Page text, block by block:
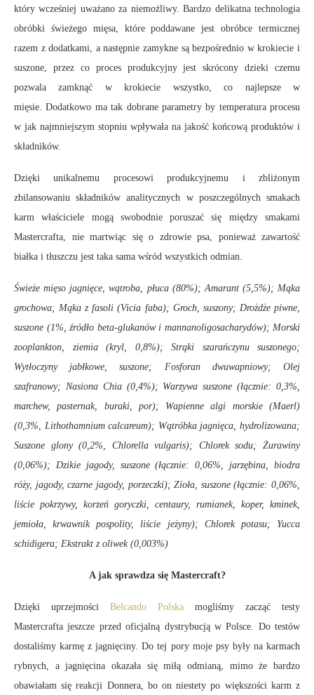
który wcześniej uważano za niemożliwy. Bardzo delikatna technologia
obróbki świeżego mięsa, które poddawane jest obróbce termicznej
razem z dodatkami, a następnie zamykne są bezpośrednio w krokiecie i
suszone, przez co proces produkcyjny jest skrócony dzieki czemu
pozwala zamknąć w krokiecie wszystko, co najlepsze w
mięsie. Dodatkowo ma tak dobrane parametry by temperatura procesu
w jak najmniejszym stopniu wpływała na jakość końcową produktów i
składników.
Dzięki unikalnemu procesowi produkcyjnemu i zbliżonym
zbilansowaniu składników analitycznych w poszczególnych smakach
karm właściciele mogą swobodnie poruszać się między smakami
Mastercrafta, nie martwiąc się o zdrowie psa, ponieważ zawartość
białka i tłuszczu jest taka sama wśród wszystkich odmian.
Świeże mięso jagnięce, wątroba, płuca (80%); Amarant (5,5%); Mąka
grochowa; Mąka z fasoli (Vicia faba); Groch, suszony; Drożdże piwne,
suszone (1%, źródło beta-glukanów i mannanoligosacharydów); Morski
zooplankton, ziemia (kryl, 0,8%); Strąki szarańczynu suszonego;
Wytłoczyny jabłkowe, suszone; Fosforan dwuwapniowy; Olej
szafranowy; Nasiona Chia (0,4%); Warzywa suszone (łącznie: 0,3%,
marchew, pasternak, buraki, por); Wapienne algi morskie (Maerl)
(0,3%, Lithothamnium calcareum); Wątróbka jagnięca, hydrolizowana;
Suszone glony (0,2%, Chlorella vulgaris); Chlorek sodu; Żurawiny
(0,06%); Dzikie jagody, suszone (łącznie: 0,06%, jarzębina, biodra
róży, jagody, czarne jagody, porzeczki); Zioła, suszone (łącznie: 0,06%,
liście pokrzywy, korzeń goryczki, centaury, rumianek, koper, kminek,
jemioła, krwawnik pospolity, liście jeżyny); Chlorek potasu; Yucca
schidigera; Ekstrakt z oliwek (0,003%)
A jak sprawdza się Mastercraft?
Dzięki uprzejmości Belcando Polska mogliśmy zacząć testy
Mastercrafta jeszcze przed oficjalną dystrybucją w Polsce. Do testów
dostaliśmy karmę z jagnięciny. Do tej pory moje psy były na karmach
rybnych, a jagnięcina okazała się miłą odmianą, mimo że bardzo
obawiałam się reakcji Donnera, bo on niestety po większości karm z